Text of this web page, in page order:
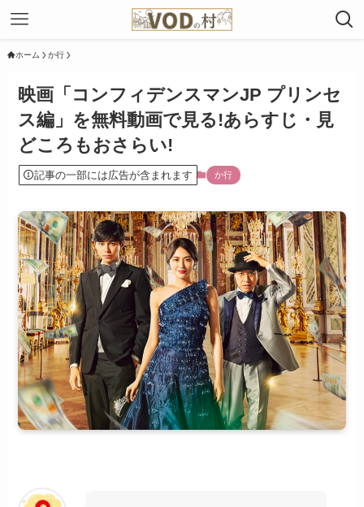
ホーム か行
映画「コンフィデンスマンJP プリンセ
ス編」を無料動画で見る!あらすじ・見
どころもおさらい!
記事の一部には広告が含まれます か行